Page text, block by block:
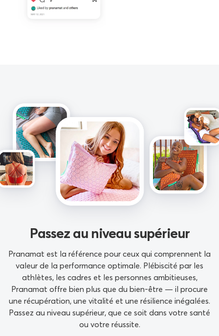
Passez au niveau supérieur
Pranamat est la référence pour ceux qui comprennent la
valeur de la performance optimale. Plébiscité par les
athlètes, les cadres et les personnes ambitieuses,
Pranamat offre bien plus que du bien-être — il procure
une récupération, une vitalité et une résilience inégalées.
Passez au niveau supérieur, que ce soit dans votre santé
ou votre réussite.